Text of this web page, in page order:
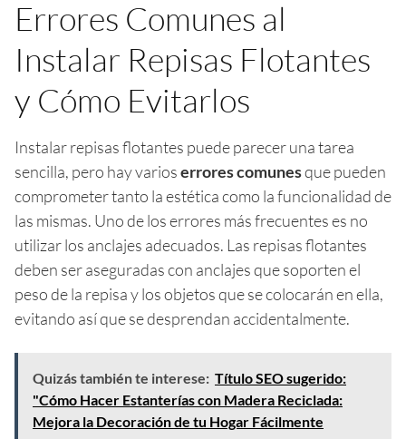
Errores Comunes al
Instalar Repisas Flotantes
y Cómo Evitarlos
Instalar repisas flotantes puede parecer una tarea
sencilla, pero hay varioserrores comunesque pueden
comprometer tanto la estética como la funcionalidad de
las mismas. Uno de los errores más frecuentes es no
utilizar los anclajes adecuados. Las repisas flotantes
deben ser aseguradas con anclajes que soporten el
peso de la repisa y los objetos que se colocarán en ella,
evitando así que se desprendan accidentalmente.
Quizás también te interese: Título SEO sugerido:
"Cómo Hacer Estanterías con Madera Reciclada:
Mejora la Decoración de tu Hogar Fácilmente